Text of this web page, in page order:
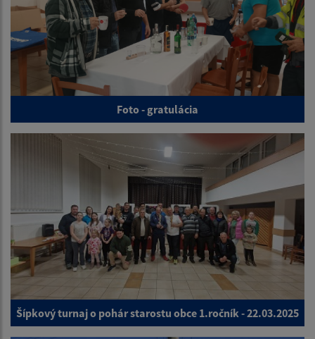
Foto - gratulácia
Šípkový turnaj o pohár starostu obce 1.ročník - 22.03.2025